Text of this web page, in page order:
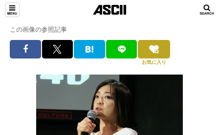
この画像の参照記事
お気に入り